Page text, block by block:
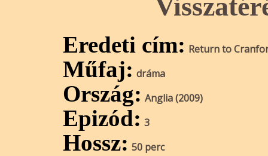
Eredeti cím: Return to
Műfaj: dráma
Ország: Anglia (2009)
Epizód: 3
Hossz: 50 perc